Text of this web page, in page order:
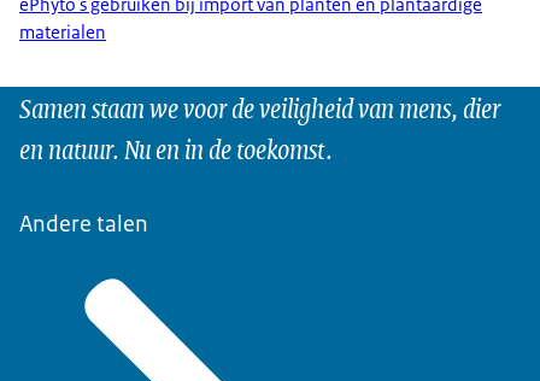
ePhyto's gebruiken bij import van planten en plantaardige
materialen
Samen staan we voor de veiligheid van mens, dier
en natuur. Nu en in de toekomst.
Andere talen